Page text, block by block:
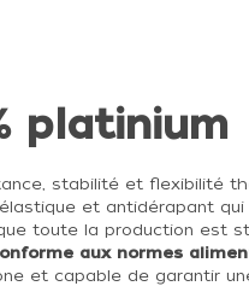
platinium
stabilité et flexibilité
et antidérapant qui
toute la production est
aux normes
et capable de garantir